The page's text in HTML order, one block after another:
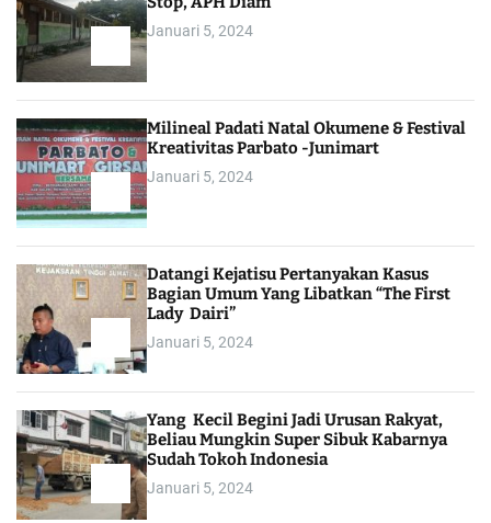
Januari 5, 2024
Milineal Padati Natal Okumene & Festival
Kreativitas Parbato -Junimart
Januari 5, 2024
Datangi Kejatisu Pertanyakan Kasus
Bagian Umum Yang Libatkan “The First
Lady Dairi”
Januari 5, 2024
Yang Kecil Begini Jadi Urusan Rakyat,
Beliau Mungkin Super Sibuk Kabarnya
Sudah Tokoh Indonesia
Januari 5, 2024